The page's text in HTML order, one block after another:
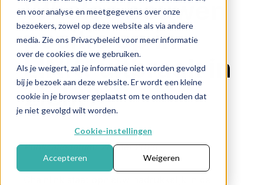
en voor analyse en meetgegevens over onze
bezoekers, zowel op deze website als via andere
media. Zie ons Privacybeleid voor meer informatie
over de cookies die we gebruiken.
Als je weigert, zal je informatie niet worden gevolgd
bij je bezoek aan deze website. Er wordt een kleine
cookie in je browser geplaatst om te onthouden dat
je niet gevolgd wilt worden.
Cookie-instellingen
Accepteren Weigeren
Whales bouwen
positie op in
LINK: uitbraak in
zicht?
Publicatiedatum: 28 mei 2026